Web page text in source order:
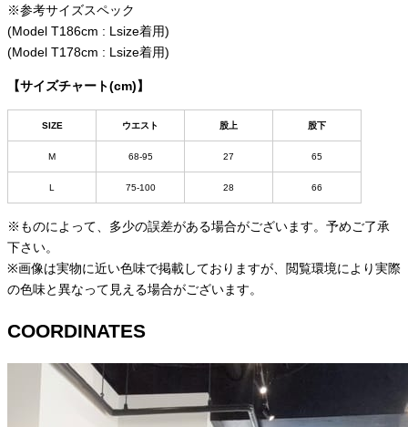
※参考サイズスペック
(Model T186cm : Lsize着用)
(Model T178cm : Lsize着用)
【サイズチャート(cm)】
SIZE ウエスト 股上 股下
M 68-95 27 65
L 75-100 28 66
※ものによって、多少の誤差がある場合がございます。予めご了承
下さい。
※画像は実物に近い色味で掲載しておりますが、閲覧環境により実際
の色味と異なって見える場合がございます。
COORDINATES